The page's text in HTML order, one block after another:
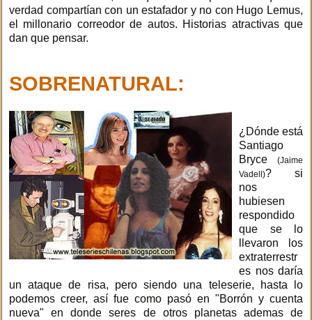
verdad compartían con un estafador y no con Hugo Lemus,
el millonario correodor de autos. Historias atractivas que
dan que pensar.
SOBRENATURAL:
¿Dónde está
Santiago
Bryce
(Jaime
Vadell)? si
nos
hubiesen
respondido
que se lo
llevaron los
extraterrestr
es nos daría
un ataque de risa, pero siendo una teleserie, hasta lo
podemos creer, así fue como pasó en "Borrón y cuenta
nueva" en donde seres de otros planetas ademas de